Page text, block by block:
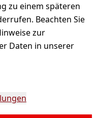
Dosierlöffel für
zu einem späteren
Beachten Sie
zur
Daten in unserer